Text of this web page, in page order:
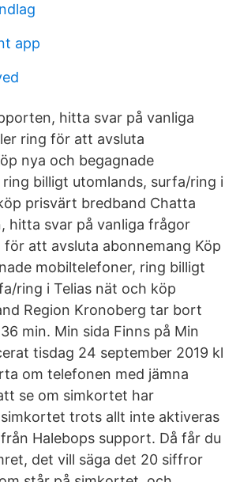
app
hitta svar på vanliga
ring för att avsluta
nya och begagnade
billigt utomlands, surfa/ring i
prisvärt bredband Chatta
hitta svar på vanliga frågor
för att avsluta abonnemang Köp
mobiltelefoner, ring billigt
ring i Telias nät och köp
Region Kronoberg tar bort
min. Min sida Finns på Min
tisdag 24 september 2019 kl
om telefonen med jämna
se om simkortet har
trots allt inte aktiveras
Halebops support. Då får du
det vill säga det 20 siffror